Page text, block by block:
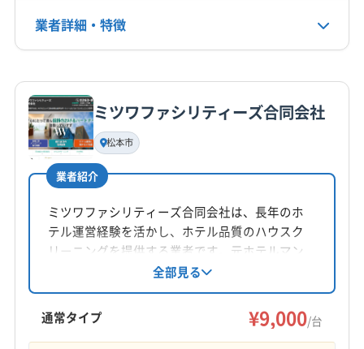
090-7723-0107
業者詳細・特徴
基本情報
代表者名
松村正男
所在地
長野県駒ヶ根市赤穂497-768
対応地域
安曇野市 伊那市
茅野市
駒ヶ根市 松本市 諏訪市 大町市
長野市
飯田市
下伊那郡阿智村
もっと見る
ミツワファシリティーズ合同会社
松本市
業者紹介
ミツワファシリティーズ合同会社は、長年のホ
テル運営経験を活かし、ホテル品質のハウスク
リーニングを提供する業者です。元ホテルマン
指導の経験豊富なスタッフが、丁寧な作業と安
心のサポートで、エアコン内部の汚れを徹底的
に除去。消臭抗菌コートや室外機洗浄などのオ
プションも充実しています。
全部見る
通常タイプ ¥9,000/台